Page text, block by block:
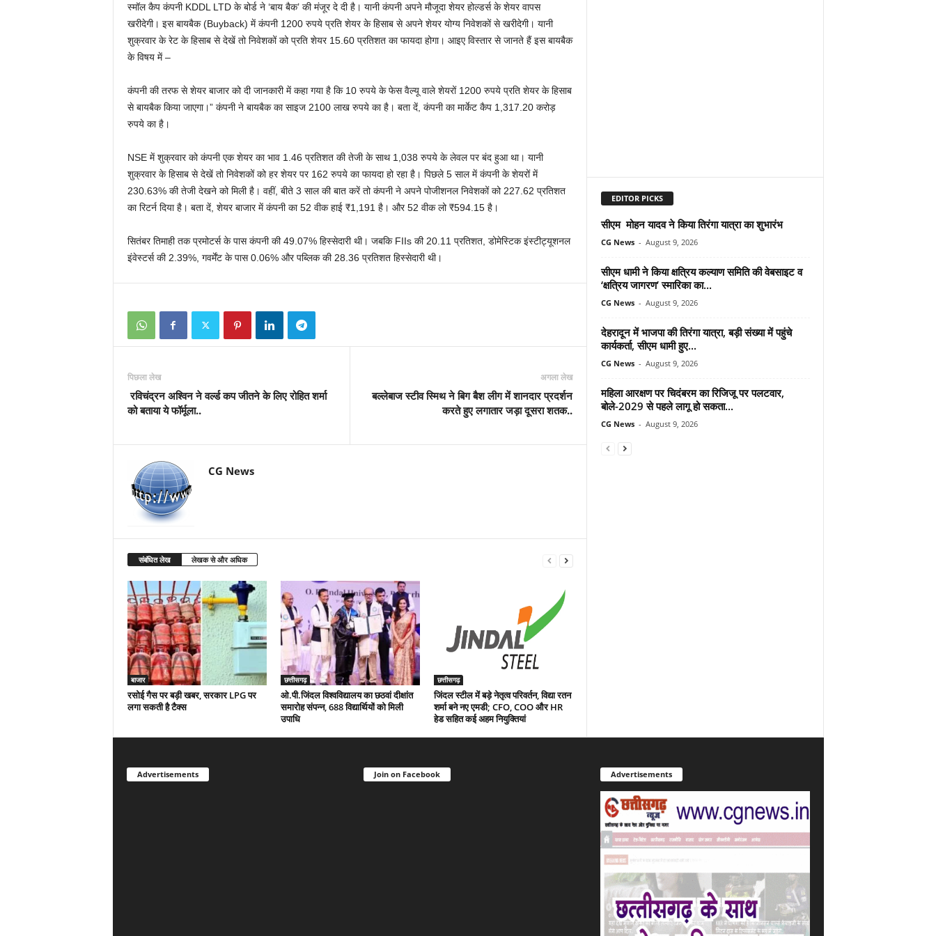
स्मॉल कैप कंपनी KDDL LTD के बोर्ड ने ‘बाय बैक’ की मंजूर दे दी है। यानी कंपनी अपने मौजूदा शेयर होल्डर्स के शेयर वापस
खरीदेगी। इस बायबैक (Buyback) में कंपनी 1200 रुपये प्रति शेयर के हिसाब से अपने शेयर योग्य निवेशकों से खरीदेगी। यानी
शुक्रवार के रेट के हिसाब से देखें तो निवेशकों को प्रति शेयर 15.60 प्रतिशत का फायदा होगा। आइए विस्तार से जानते हैं इस बायबैक
के विषय में –
कंपनी की तरफ से शेयर बाजार को दी जानकारी में कहा गया है कि 10 रुपये के फेस वैल्यू वाले शेयरों 1200 रुपये प्रति शेयर के हिसाब
से बायबैक किया जाएगा।” कंपनी ने बायबैक का साइज 2100 लाख रुपये का है। बता दें, कंपनी का मार्केट कैप 1,317.20 करोड़
रुपये का है।
NSE में शुक्रवार को कंपनी एक शेयर का भाव 1.46 प्रतिशत की तेजी के साथ 1,038 रुपये के लेवल पर बंद हुआ था। यानी
शुक्रवार के हिसाब से देखें तो निवेशकों को हर शेयर पर 162 रुपये का फायदा हो रहा है। पिछले 5 साल में कंपनी के शेयरों में
230.63% की तेजी देखने को मिली है। वहीं, बीते 3 साल की बात करें तो कंपनी ने अपने पोजीशनल निवेशकों को 227.62 प्रतिशत
का रिटर्न दिया है। बता दें, शेयर बाजार में कंपनी का 52 वीक हाई ₹1,191 है। और 52 वीक लो ₹594.15 है।
सितंबर तिमाही तक प्रमोटर्स के पास कंपनी की 49.07% हिस्सेदारी थी। जबकि FIIs की 20.11 प्रतिशत, डोमेस्टिक इंस्टीट्यूशनल
इंवेस्टर्स की 2.39%, गवर्मेंट के पास 0.06% और पब्लिक की 28.36 प्रतिशत हिस्सेदारी थी।
पिछला लेख
रविचंद्रन अश्विन ने वर्ल्ड कप जीतने के लिए रोहित शर्मा
को बताया ये फॉर्मूला..
अगला लेख
बल्‍लेबाज स्‍टीव स्मिथ ने बिग बैश लीग में शानदार प्रदर्शन
करते हुए लगातार जड़ा दूसरा शतक..
CG News
संबंधित लेख लेखक से और अधिक
बाजार
रसोई गैस पर बड़ी खबर, सरकार LPG पर
लगा सकती है टैक्स
छत्तीसगढ़
ओ.पी.जिंदल विश्वविद्यालय का छठवां दीक्षांत
समारोह संपन्न, 688 विद्यार्थियों को मिली
उपाधि
छत्तीसगढ़
जिंदल स्टील में बड़े नेतृत्व परिवर्तन, विद्या रतन
शर्मा बने नए एमडी; CFO, COO और HR
हेड सहित कई अहम नियुक्तियां
EDITOR PICKS
सीएम मोहन यादव ने किया तिरंगा यात्रा का शुभारंभ
CG News - August 9, 2026
सीएम धामी ने किया क्षत्रिय कल्याण समिति की वेबसाइट व
‘क्षत्रिय जागरण’ स्मारिका का...
CG News - August 9, 2026
देहरादून में भाजपा की तिरंगा यात्रा, बड़ी संख्या में पहुंचे
कार्यकर्ता, सीएम धामी हुए...
CG News - August 9, 2026
महिला आरक्षण पर चिदंबरम का रिजिजू पर पलटवार,
बोले-2029 से पहले लागू हो सकता...
CG News - August 9, 2026
Advertisements Join on Facebook Advertisements